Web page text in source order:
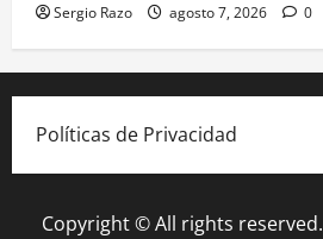
Sergio Razo agosto 7, 2026 0
Políticas de Privacidad
Copyright © All rights reserved.